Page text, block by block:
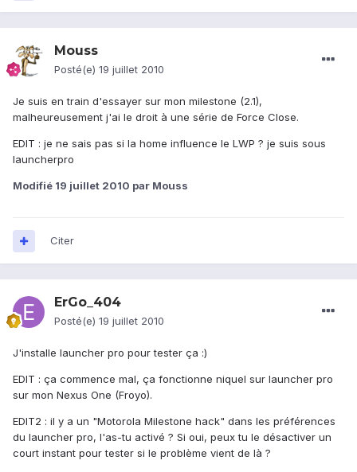
Mouss
Posté(e) 19 juillet 2010
Je suis en train d'essayer sur mon milestone (2.1),
malheureusement j'ai le droit à une série de Force Close.
EDIT : je ne sais pas si la home influence le LWP ? je suis sous
launcherpro
Modifié 19 juillet 2010 par Mouss
Citer
ErGo_404
Posté(e) 19 juillet 2010
J'installe launcher pro pour tester ça :)
EDIT : ça commence mal, ça fonctionne niquel sur launcher pro
sur mon Nexus One (Froyo).
EDIT2 : il y a un "Motorola Milestone hack" dans les préférences
du launcher pro, l'as-tu activé ? Si oui, peux tu le désactiver un
court instant pour tester si le problème vient de là ?